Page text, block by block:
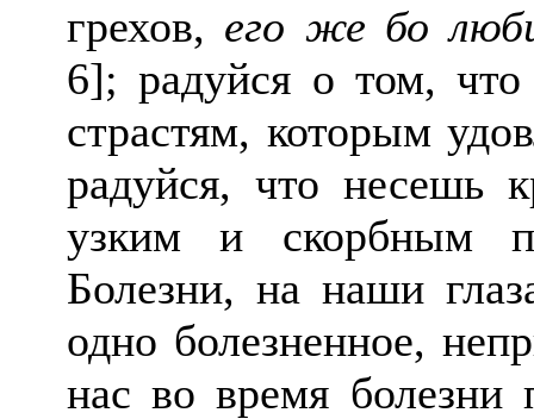
грехов, его же бо
6]; радуйся о том, что
страстям, которым
радуйся, что несешь
узким и скорбным
Болезни, на наши
одно болезненное,
нас во время болезни